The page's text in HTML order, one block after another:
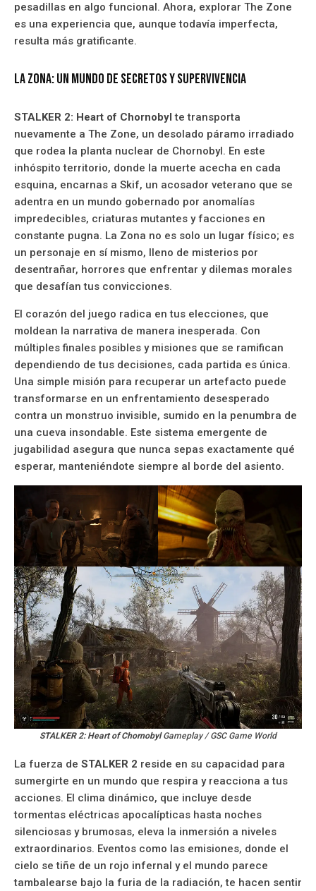
pesadillas en algo funcional. Ahora, explorar The Zone
es una experiencia que, aunque todavía imperfecta,
resulta más gratificante.
La Zona: un mundo de secretos y supervivencia
STALKER 2: Heart of Chornobyl te transporta
nuevamente a The Zone, un desolado páramo irradiado
que rodea la planta nuclear de Chornobyl. En este
inhóspito territorio, donde la muerte acecha en cada
esquina, encarnas a Skif, un acosador veterano que se
adentra en un mundo gobernado por anomalías
impredecibles, criaturas mutantes y facciones en
constante pugna. La Zona no es solo un lugar físico; es
un personaje en sí mismo, lleno de misterios por
desentrañar, horrores que enfrentar y dilemas morales
que desafían tus convicciones.
El corazón del juego radica en tus elecciones, que
moldean la narrativa de manera inesperada. Con
múltiples finales posibles y misiones que se ramifican
dependiendo de tus decisiones, cada partida es única.
Una simple misión para recuperar un artefacto puede
transformarse en un enfrentamiento desesperado
contra un monstruo invisible, sumido en la penumbra de
una cueva insondable. Este sistema emergente de
jugabilidad asegura que nunca sepas exactamente qué
esperar, manteniéndote siempre al borde del asiento.
STALKER 2: Heart of ChornobylGameplay / GSC Game World
La fuerza de STALKER 2 reside en su capacidad para
sumergirte en un mundo que respira y reacciona a tus
acciones. El clima dinámico, que incluye desde
tormentas eléctricas apocalípticas hasta noches
silenciosas y brumosas, eleva la inmersión a niveles
extraordinarios. Eventos como las emisiones, donde el
cielo se tiñe de un rojo infernal y el mundo parece
tambalearse bajo la furia de la radiación, te hacen sentir